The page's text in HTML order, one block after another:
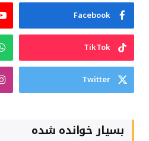
Facebook
TikTok
Twitter
بسیار خوانده شده